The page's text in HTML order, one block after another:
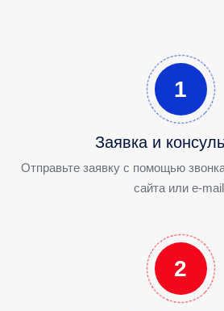
1
Заявка и
Отправьте заявку с помощью
сайта или e-
2